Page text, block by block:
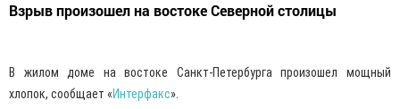
Взрыв произошел на востоке Северной столицы
В жилом доме на востоке Санкт-Петербурга произошел мощный
хлопок, сообщает «Интерфакс».